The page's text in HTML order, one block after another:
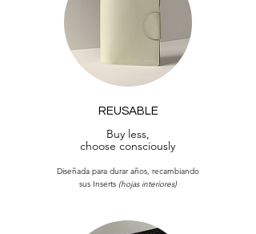
REUSABLE
Buy less,
choose consciously
Diseñada para durar años, recambiando
sus Inserts (hojas interiores)